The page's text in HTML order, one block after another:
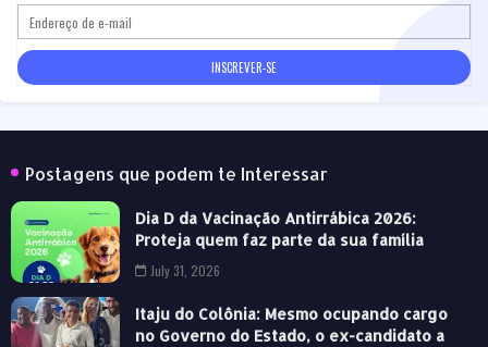
Postagens que podem te Interessar
Dia D da Vacinação Antirrábica 2026:
Proteja quem faz parte da sua família
July 31, 2026
Itaju do Colônia: Mesmo ocupando cargo
no Governo do Estado, o ex-candidato a